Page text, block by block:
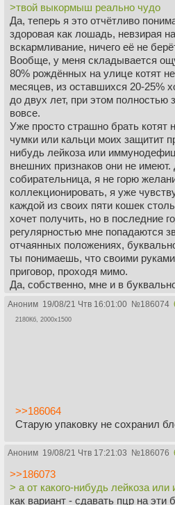
>твой выкормыш реально чудо
Да, теперь я это отчётливо
здоровая как лошадь, невзирая
вскармливание, ничего её не
Вообще, у меня складывается
80% рождённых на улице котят
месяцев, из оставшихся 20-25%
до двух лет, при этом полностью
вовсе.
Уже просто страшно брать котят
чумки или кальци моих защитит
нибудь лейкоза или
внешних признаков они не
собирательница, я не горю
коллекционировать, я уже
каждой из своих пяти кошек
хочет получить, но в последние
регулярностью мне попадаются
отчаянных положениях,
ты понимаешь, что своими
приговор, проходя мимо.
Да, собственно, мне и в
прошлой осенью. Вдоволь
мучениях умирали его более
>я обычно ток за расходники и
спасенышами и то...
стоматолога для удаления зубов
настоящего звериного доктора
отзывами, чувствуется, что
принимает буквально в паре
Аноним 19/08/21 Чтв 16:01:00 №186074
2180Кб, 2000x1500
>>186064
Старую упаковку не сохранил
Аноним 19/08/21 Чтв 17:21:03 №186076
>>186073
> а от какого-нибудь лейкоза
как вариант - сдавать пцр на эти